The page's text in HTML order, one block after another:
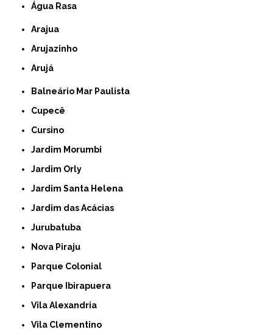
Água Rasa
Arajua
Arujazinho
Arujá
Balneário Mar Paulista
Cupecê
Cursino
Jardim Morumbi
Jardim Orly
Jardim Santa Helena
Jardim das Acácias
Jurubatuba
Nova Piraju
Parque Colonial
Parque Ibirapuera
Vila Alexandria
Vila Clementino